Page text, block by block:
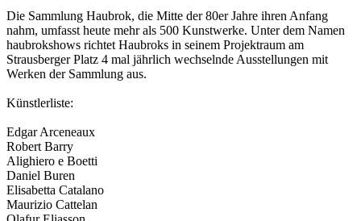
Die Sammlung Haubrok, die Mitte der 80er Jahre ihren Anfang
nahm, umfasst heute mehr als 500 Kunstwerke. Unter dem Namen
haubrokshows richtet Haubroks in seinem Projektraum am
Strausberger Platz 4 mal jährlich wechselnde Ausstellungen mit
Werken der Sammlung aus.
Künstlerliste:
Edgar Arceneaux
Robert Barry
Alighiero e Boetti
Daniel Buren
Elisabetta Catalano
Maurizio Cattelan